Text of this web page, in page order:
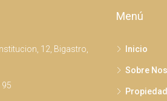
12, Bigastro,
95
Menú
Inicio
Sobre